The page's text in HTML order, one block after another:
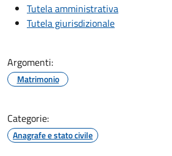
Tutela amministrativa
Tutela giurisdizionale
Argomenti:
Matrimonio
Categorie:
Anagrafe e stato civile